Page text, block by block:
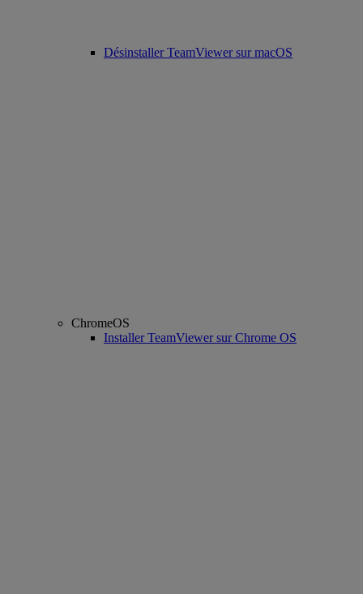
Désinstaller TeamViewer sur macOS
ChromeOS
Installer TeamViewer sur Chrome OS